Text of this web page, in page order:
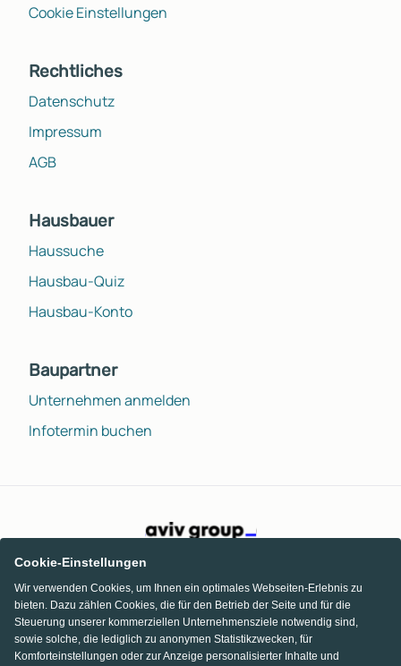
Cookie Einstellungen
Rechtliches
Datenschutz
Impressum
AGB
Hausbauer
Haussuche
Hausbau-Quiz
Hausbau-Konto
Baupartner
Unternehmen anmelden
Infotermin buchen
Cookie-Einstellungen
Wir verwenden Cookies, um Ihnen ein optimales Webseiten-Erlebnis zu
bieten. Dazu zählen Cookies, die für den Betrieb der Seite und für die
Steuerung unserer kommerziellen Unternehmensziele notwendig sind,
sowie solche, die lediglich zu anonymen Statistikzwecken, für
Komforteinstellungen oder zur Anzeige personalisierter Inhalte und